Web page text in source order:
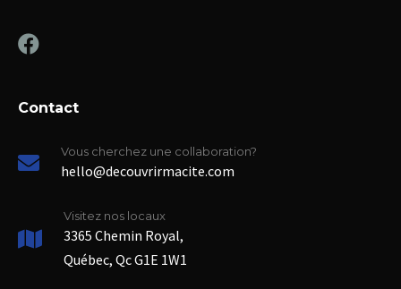
Contact
Vous cherchez une collaboration?
hello@decouvrirmacite.com
Visitez nos locaux
3365 Chemin Royal,
Québec, Qc G1E 1W1